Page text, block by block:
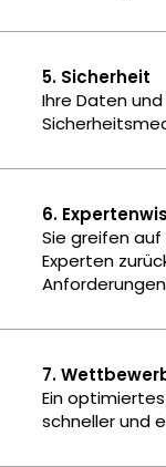
5. Sicherheit
Ihre Daten
6.
Sie greifen
Experten
7.
Ein
schneller und